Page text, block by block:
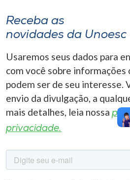
Selecione
o idioma
Receba as
novidades da Unoesc
Usaremos seus dados para
com você sobre informações
podem ser de seu interesse.
envio da divulgação, a
mais detalhes, leia nossa
privacidade.